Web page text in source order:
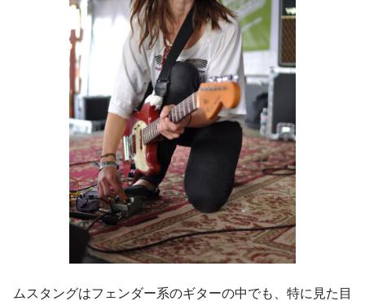
ムスタングはフェンダー系のギターの中でも、特に見た目